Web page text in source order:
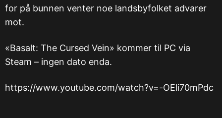
for på bunnen venter noe landsbyfolket advarer
mot.
«Basalt: The Cursed Vein» kommer til PC via
Steam – ingen dato enda.
https://www.youtube.com/watch?v=-OEli70mPdc